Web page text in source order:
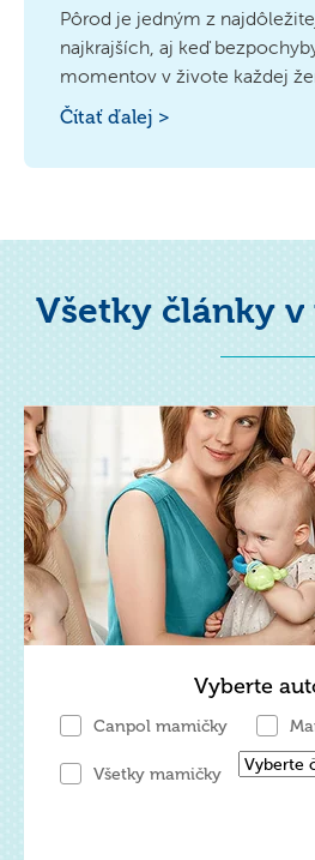
Pôrod je jedným z
najkrajších, aj keď
momentov v živote každej
sprevádzajúce prvé stretnutie
ťažké opísať. Môže to vyzerať
nemocnice a porodiť dieťa.
Čítať ďalej >
Všetky články
Vyberte
Canpol mamičky
Všetky mamičky